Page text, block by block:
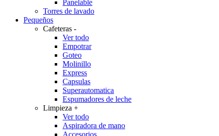
Panelable
Torres de lavado
Pequeños
Cafeteras -
Ver todo
Empotrar
Goteo
Molinillo
Express
Capsulas
Superautomatica
Espumadores de leche
Limpieza +
Ver todo
Aspiradora de mano
Accesorios